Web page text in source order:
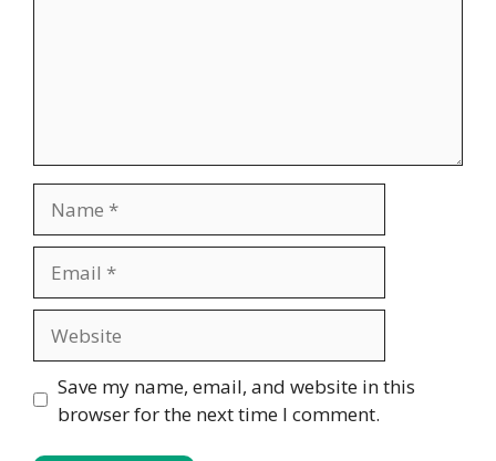
Save my name, email, and website in this
browser for the next time I comment.